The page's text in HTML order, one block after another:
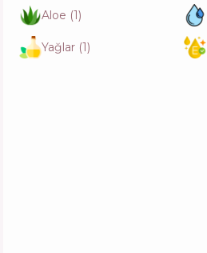
Aloe (1)
Yağlar (1)